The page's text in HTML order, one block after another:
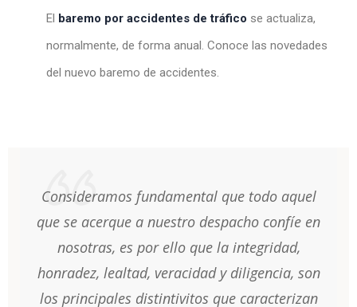
El baremo por accidentes de tráfico se actualiza,
normalmente, de forma anual. Conoce las novedades
del nuevo baremo de accidentes.
Consideramos fundamental que todo aquel
que se acerque a nuestro despacho confíe en
nosotras, es por ello que la integridad,
honradez, lealtad, veracidad y diligencia, son
los principales distintivitos que caracterizan